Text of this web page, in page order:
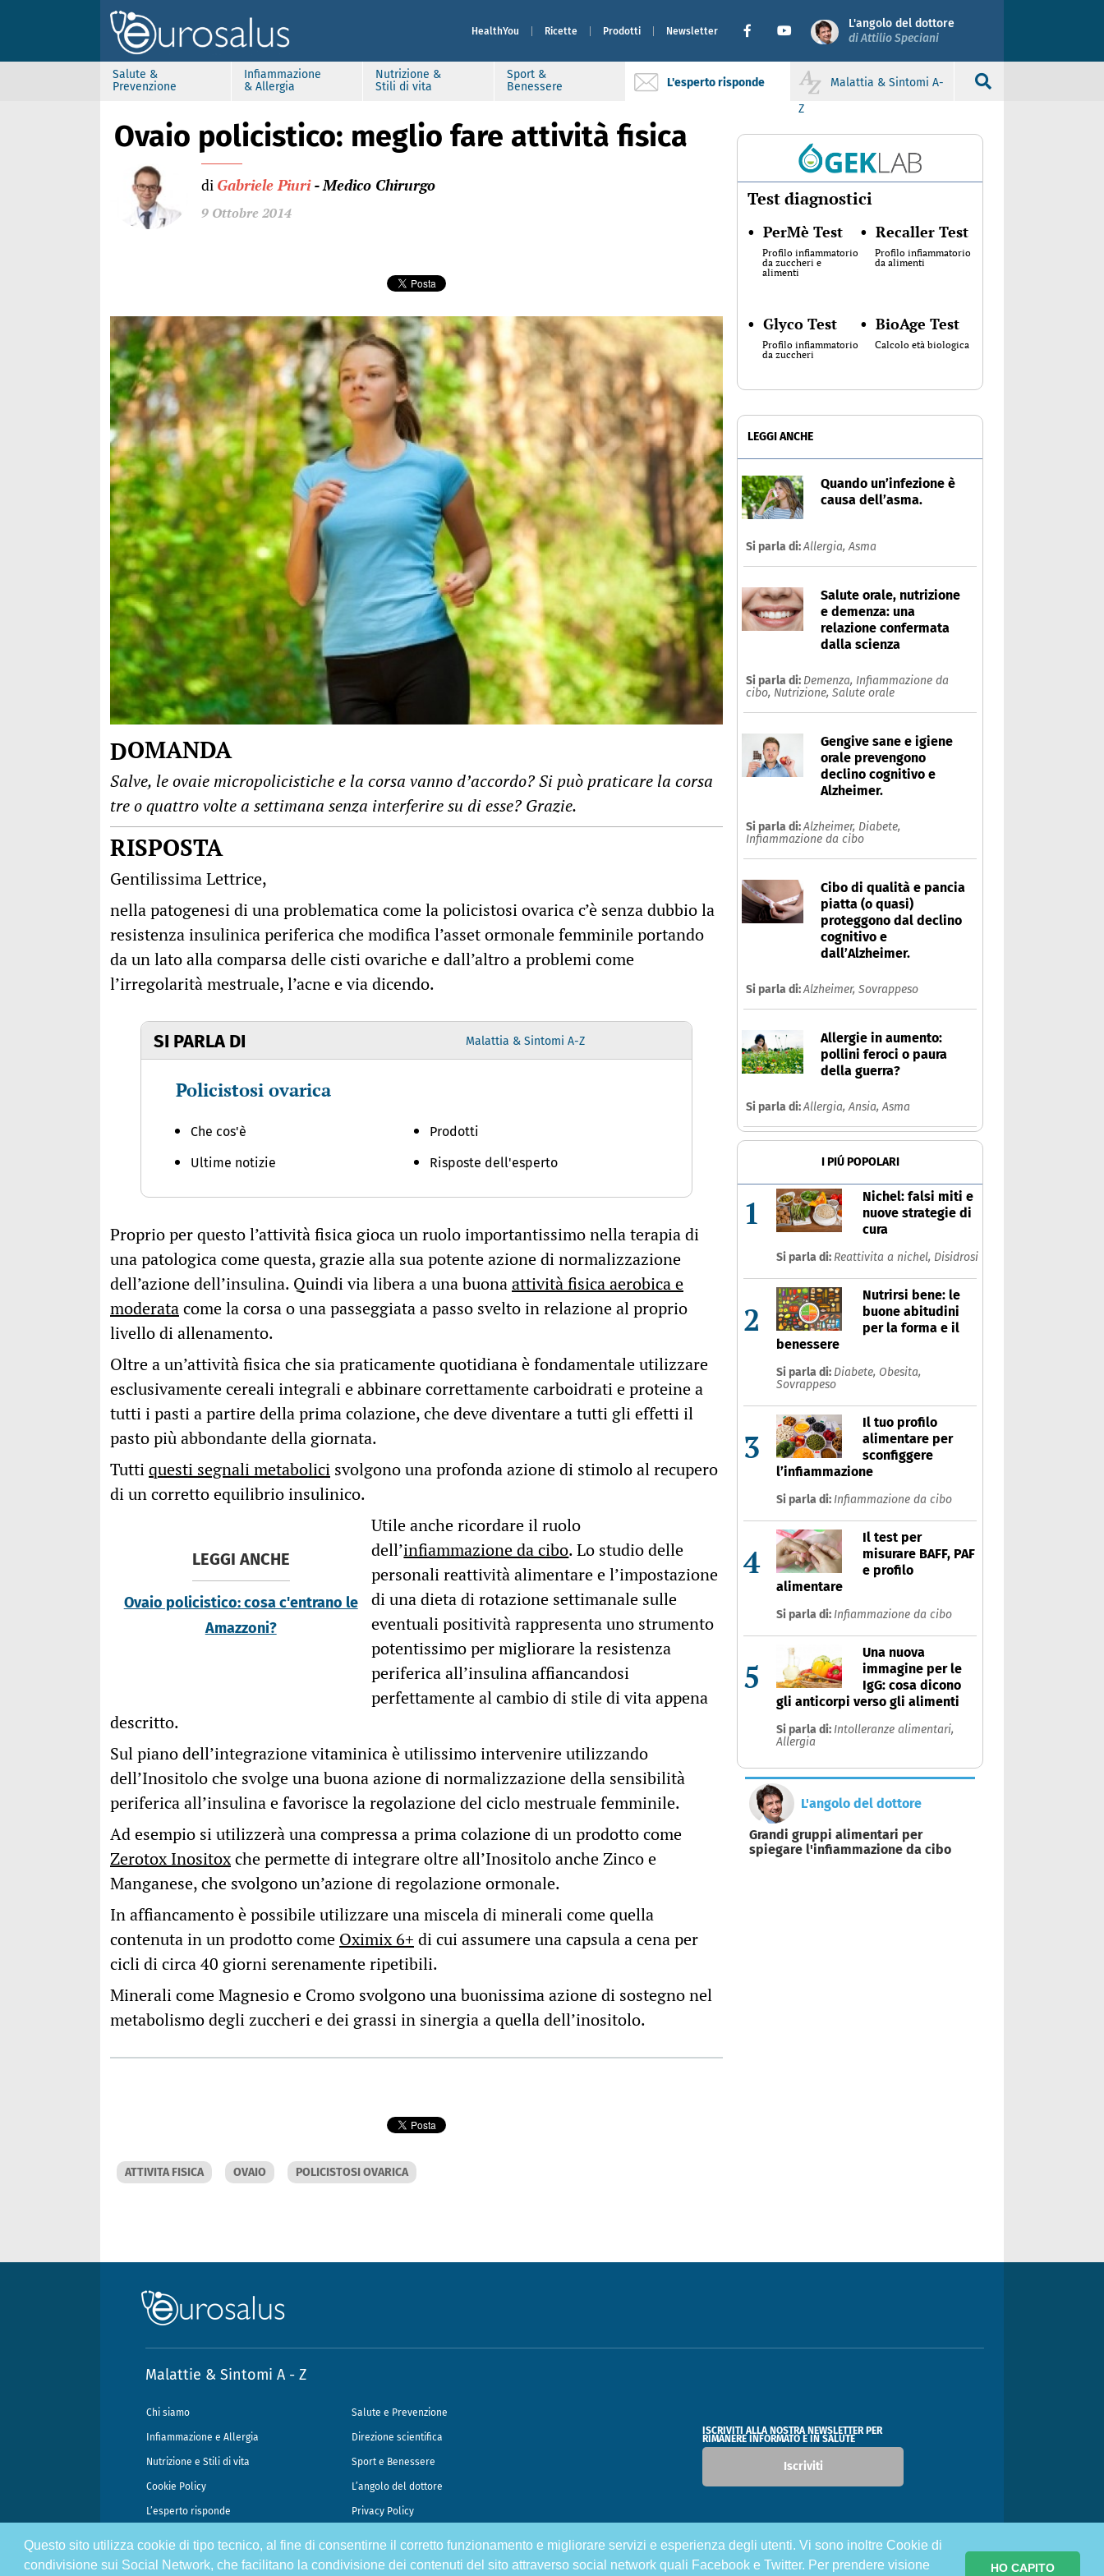
Questo sito utilizza cookie di tipo tecnico, al fine di consentirne il corretto funzionamento e migliorare servizi e esperienza degli utenti. Vi sono inoltre Cookie di
condivisione sui Social Network, che facilitano la condivisione dei contenuti del sito attraverso social network quali Facebook e Twitter. Per prendere visione
HO CAPITO
HealthYou Ricette Prodotti Newsletter
L'angolo del dottore
di Attilio Speciani
Salute &
Prevenzione
Infiammazione
& Allergia
Nutrizione &
Stili di vita
Sport &
Benessere
L'esperto risponde
Malattia & Sintomi A-
Z
Ovaio policistico: meglio fare attività fisica
di Gabriele Piuri - Medico Chirurgo
9 Ottobre 2014
DOMANDA
Salve, le ovaie micropolicistiche e la corsa vanno d’accordo? Si può praticare la corsa
tre o quattro volte a settimana senza interferire su di esse? Grazie.
RISPOSTA
Gentilissima Lettrice,
nella patogenesi di una problematica come la policistosi ovarica c’è senza dubbio la
resistenza insulinica periferica che modifica l’asset ormonale femminile portando
da un lato alla comparsa delle cisti ovariche e dall’altro a problemi come
l’irregolarità mestruale, l’acne e via dicendo.
SI PARLA DI Malattia & Sintomi A-Z
Policistosi ovarica
Che cos'è
Ultime notizie
Prodotti
Risposte dell'esperto
Proprio per questo l’attività fisica gioca un ruolo importantissimo nella terapia di
una patologica come questa, grazie alla sua potente azione di normalizzazione
dell’azione dell’insulina. Quindi via libera a una buonaattività fisica aerobica e
moderatacome la corsa o una passeggiata a passo svelto in relazione al proprio
livello di allenamento.
Oltre a un’attività fisica che sia praticamente quotidiana è fondamentale utilizzare
esclusivamente cereali integrali e abbinare correttamente carboidrati e proteine a
tutti i pasti a partire della prima colazione, che deve diventare a tutti gli effetti il
pasto più abbondante della giornata.
Tuttiquesti segnali metabolici svolgono una profonda azione di stimolo al recupero
di un corretto equilibrio insulinico.
LEGGI ANCHE
Ovaio policistico: cosa c'entrano le
Amazzoni?
Utile anche ricordare il ruolo
dell’infiammazione da cibo. Lo studio delle
personali reattività alimentare e l’impostazione
di una dieta di rotazione settimanale sulle
eventuali positività rappresenta uno strumento
potentissimo per migliorare la resistenza
periferica all’insulina affiancandosi
perfettamente al cambio di stile di vita appena
descritto.
Sul piano dell’integrazione vitaminica è utilissimo intervenire utilizzando
dell’Inositolo che svolge una buona azione di normalizzazione della sensibilità
periferica all’insulina e favorisce la regolazione del ciclo mestruale femminile.
Ad esempio si utilizzerà una compressa a prima colazione di un prodotto come
Zerotox Inositoxche permette di integrare oltre all’Inositolo anche Zinco e
Manganese, che svolgono un’azione di regolazione ormonale.
In affiancamento è possibile utilizzare una miscela di minerali come quella
contenuta in un prodotto come Oximix 6+ di cui assumere una capsula a cena per
cicli di circa 40 giorni serenamente ripetibili.
Minerali come Magnesio e Cromo svolgono una buonissima azione di sostegno nel
metabolismo degli zuccheri e dei grassi in sinergia a quella dell’inositolo.
ATTIVITA FISICA OVAIO POLICISTOSI OVARICA
Test diagnostici
• PerMè Test
Profilo infiammatorio
da zuccheri e
alimenti
• Recaller Test
Profilo infiammatorio
da alimenti
• Glyco Test
Profilo infiammatorio
da zuccheri
• BioAge Test
Calcolo età biologica
LEGGI ANCHE
Quando un’infezione è
causa dell’asma.
Si parla di:Allergia,Asma
Salute orale, nutrizione
e demenza: una
relazione confermata
dalla scienza
Si parla di: Demenza, Infiammazione da
cibo, Nutrizione, Salute orale
Gengive sane e igiene
orale prevengono
declino cognitivo e
Alzheimer.
Si parla di:Alzheimer, Diabete,
Infiammazione da cibo
Cibo di qualità e pancia
piatta (o quasi)
proteggono dal declino
cognitivo e
dall’Alzheimer.
Si parla di:Alzheimer, Sovrappeso
Allergie in aumento:
pollini feroci o paura
della guerra?
Si parla di:Allergia,Ansia,Asma
I PIÚ POPOLARI
1
Nichel: falsi miti e
nuove strategie di
cura
Si parla di: Reattivita a nichel, Disidrosi
2
Nutrirsi bene: le
buone abitudini
per la forma e il
benessere
Si parla di: Diabete, Obesita,
Sovrappeso
3
Il tuo profilo
alimentare per
sconfiggere
l’infiammazione
Si parla di: Infiammazione da cibo
4
Il test per
misurare BAFF, PAF
e profilo
alimentare
Si parla di: Infiammazione da cibo
5
Una nuova
immagine per le
IgG: cosa dicono
gli anticorpi verso gli alimenti
Si parla di: Intolleranze alimentari,
Allergia
L'angolo del dottore
Grandi gruppi alimentari per
spiegare l'infiammazione da cibo
Malattie & Sintomi A - Z
Chi siamo Salute e Prevenzione
Infiammazione e Allergia Direzione scientifica
Nutrizione e Stili di vita Sport e Benessere
Cookie Policy L’angolo del dottore
L’esperto risponde Privacy Policy
ISCRIVITI ALLA NOSTRA NEWSLETTER PER
RIMANERE INFORMATO E IN SALUTE
Iscriviti
@2026 - Gek Srl, P.IVA 07333890965 - Direzione Scientifica Dottor Attilio Francesco Speciani